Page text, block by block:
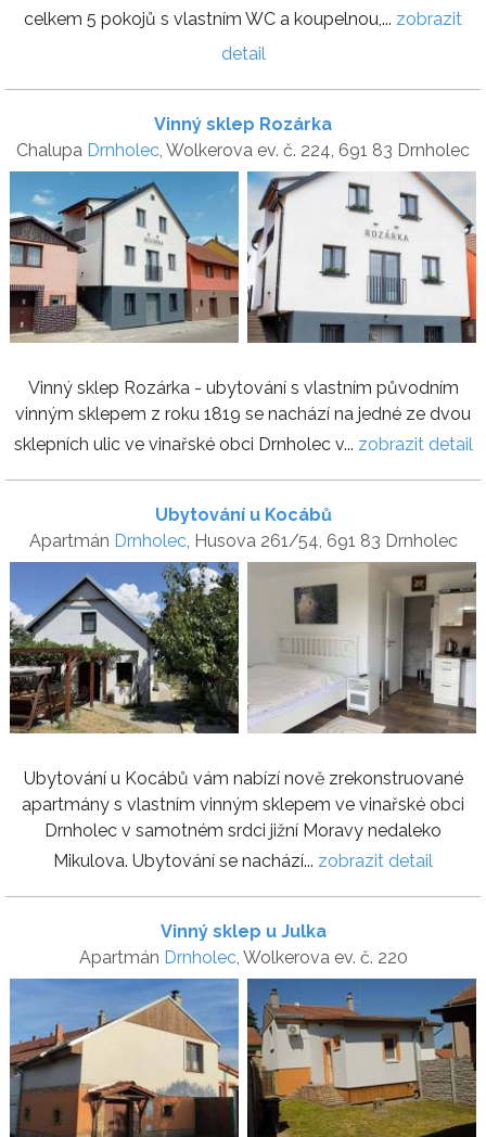
celkem 5 pokojů s vlastním WC a koupelnou,... zobrazit
detail
Vinný sklep Rozárka
Chalupa Drnholec, Wolkerova ev. č. 224, 691 83 Drnholec
Vinný sklep Rozárka - ubytování s vlastním původním
vinným sklepem z roku 1819 se nachází na jedné ze dvou
sklepních ulic ve vinařské obci Drnholec v... zobrazit detail
Ubytování u Kocábů
Apartmán Drnholec, Husova 261/54, 691 83 Drnholec
Ubytování u Kocábů vám nabízí nově zrekonstruované
apartmány s vlastním vinným sklepem ve vinařské obci
Drnholec v samotném srdci jižní Moravy nedaleko
Mikulova. Ubytování se nachází... zobrazit detail
Vinný sklep u Julka
Apartmán Drnholec, Wolkerova ev. č. 220